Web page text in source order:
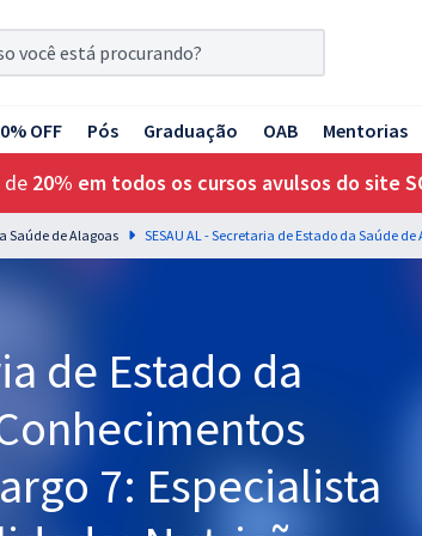
OFF Pós Graduação OAB Mentorias
de 20% em todos os cursos avulsos do site
Saúde de Alagoas
de Estado da
7: Especialista